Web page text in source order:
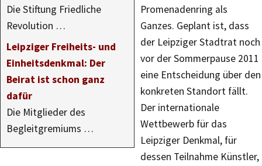
Die Stiftung Friedliche
Revolution …
Leipziger Freiheits- und
Einheitsdenkmal: Der
Beirat ist schon ganz
dafür
Die Mitglieder des
Begleitgremiums …
Promenadenring als
Ganzes. Geplant ist, dass
der Leipziger Stadtrat noch
vor der Sommerpause 2011
eine Entscheidung über den
konkreten Standort fällt.
Der internationale
Wettbewerb für das
Leipziger Denkmal, für
dessen Teilnahme Künstler,